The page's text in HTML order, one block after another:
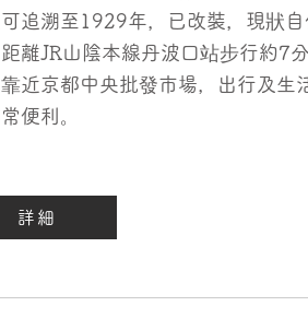
追溯至1929年，已改裝，現狀自
離JR山陰本線丹波口站步行約7分
近京都中央批發市場，出行及生
便利。
詳細